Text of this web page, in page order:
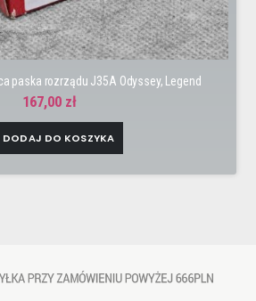
paska rozrządu J35A Odyssey, Legend
167,00 zł
DODAJ DO KOSZYKA